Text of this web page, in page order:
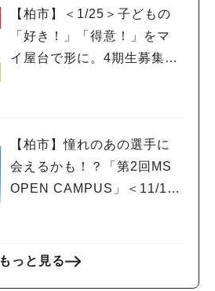
【柏市】＜1/25＞子どもの
「好き！」「得意！」をマ
イ屋台で形に。4期生募集の
【柏市】憧れのあの選手に
会えるかも！？「第2回MS
OPEN CAMPUS」＜11/17
もっと見る